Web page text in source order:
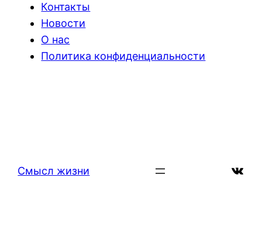
Контакты
Новости
О нас
Политика конфиденциальности
Смысл жизни